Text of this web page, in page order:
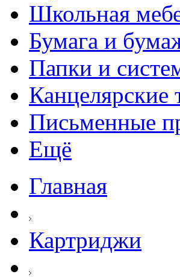
Школьная
Бумага и
Папки и
Канцелярские
Письменные
Ещё
Главная
Картриджи